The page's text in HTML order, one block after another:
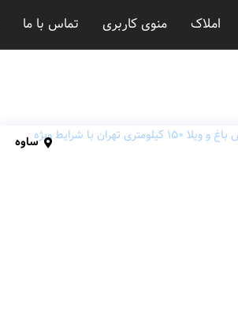
املاک منوی کاربری تماس با ما
ساوه